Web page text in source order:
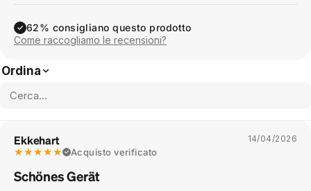
✓ 62% consigliano questo prodotto
Come raccogliamo le recensioni?
Ordina
Ekkehart
★★★★★ Acquisto verificato
14/04/2026
Schönes Gerät